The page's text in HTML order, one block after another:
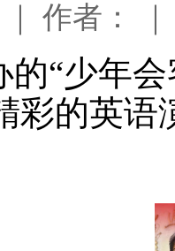
作者：
的“少年
彩的英语